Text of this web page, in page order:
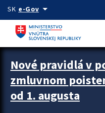
Preskocit na hlavný obsah
SK e-Govarrow_drop_down
Zastavit automatický posun
Nové pravidlá v
zmluvnom
od 1. augusta